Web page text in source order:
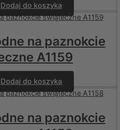
Dodaj do koszyka
na paznokcie
A1159
Dodaj do koszyka
na paznokcie